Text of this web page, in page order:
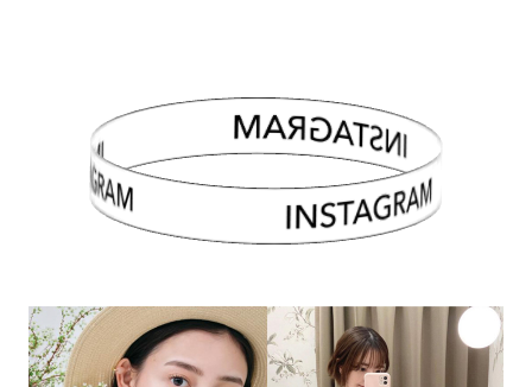
INSTAGRAM